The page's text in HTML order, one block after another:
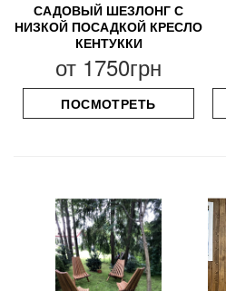
САДОВЫЙ ШЕЗЛОНГ С
НИЗКОЙ ПОСАДКОЙ КРЕСЛО
КЕНТУККИ
от 1750грн
ПОСМОТРЕТЬ